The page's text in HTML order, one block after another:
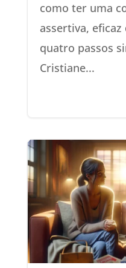
como ter uma
assertiva,
quatro passos
Cristiane...